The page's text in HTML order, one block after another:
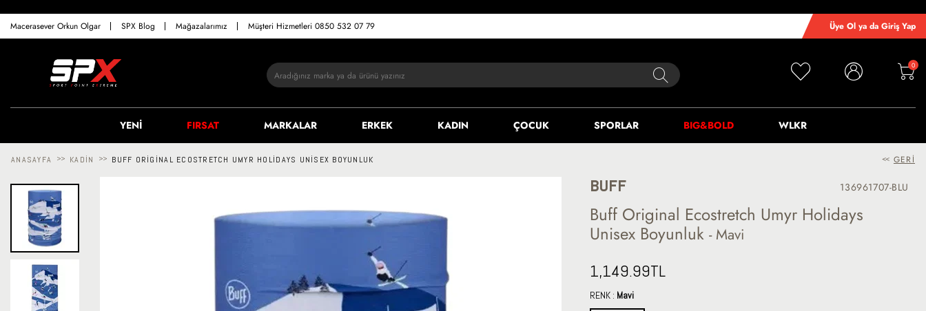
Macerasever Orkun Olgar SPX Blog Mağazalarımız Müşteri Hizmetleri 0850 532 07 79 Üye Ol ya da Giriş Yap
0
YENİ FIRSAT MARKALAR ERKEK KADIN ÇOCUK SPORLAR BIG&BOLD WLKR
ANASAYFA >> KADIN >> BUFF ORIGINAL ECOSTRETCH UMYR HOLIDAYS UNISEX BOYUNLUK << GERI
BUFF 136961707-BLU
Buff Original Ecostretch Umyr Holidays
Unisex Boyunluk - Mavi
1,149.99TL
RENK : Mavi